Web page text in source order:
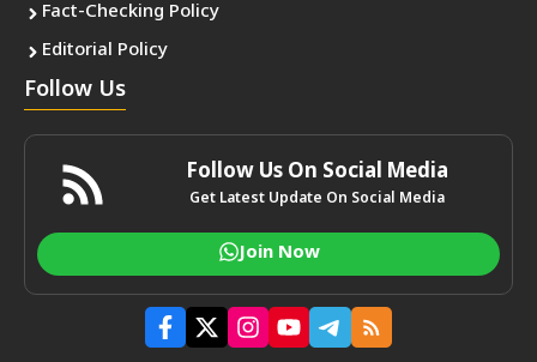
Fact-Checking Policy
Editorial Policy
Follow Us
Follow Us On Social Media
Get Latest Update On Social Media
Join Now